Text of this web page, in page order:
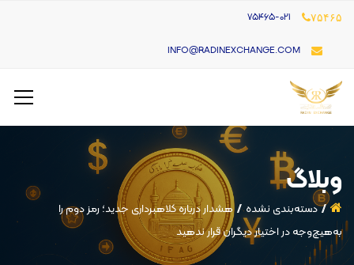
۷۵۴۶۵
INFO@RADINEXCHANGE.COM
وبلاگ
دسته‌بندی نشده
هشدار درباره کلاهبرداری جدید؛ رمز دوم را
به‌هیچ‌وجه در اختیار دیگران قرار ندهید